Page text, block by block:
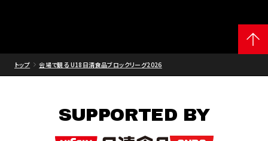
トップ 会場で観る U18日清食品ブロックリーグ2026
SUPPORTED BY